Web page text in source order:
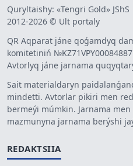
Quryltaishy: «Tengri Gold» JShS
2012-2026 © Ult portaly
QR Aqparat jáne qoǵamdyq
komitetiniń
Avtorlyq jáne jarnama
Sait materialdaryn
mindetti. Avtorlar pikiri men
bermeýi múmkin. Jarnama
mazmunyna jarnama berýshi
REDAKTSIIA